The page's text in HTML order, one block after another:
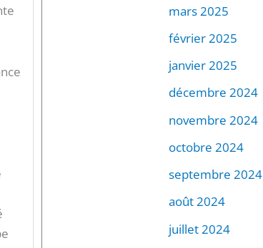
mars 2025
février 2025
janvier 2025
décembre 2024
novembre 2024
octobre 2024
septembre 2024
août 2024
juillet 2024